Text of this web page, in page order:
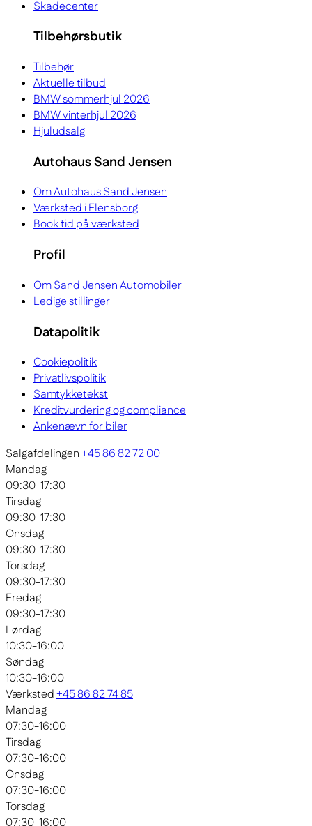
Skadecenter
Tilbehørsbutik
Tilbehør
Aktuelle tilbud
BMW sommerhjul 2026
BMW vinterhjul 2026
Hjuludsalg
Autohaus Sand Jensen
Om Autohaus Sand Jensen
Værksted i Flensborg
Book tid på værksted
Profil
Om Sand Jensen Automobiler
Ledige stillinger
Datapolitik
Cookiepolitik
Privatlivspolitik
Samtykketekst
Kreditvurdering og compliance
Ankenævn for biler
Salgafdelingen+45 86 82 72 00
Mandag
09:30-17:30
Tirsdag
09:30-17:30
Onsdag
09:30-17:30
Torsdag
09:30-17:30
Fredag
09:30-17:30
Lørdag
10:30-16:00
Søndag
10:30-16:00
Værksted+45 86 82 74 85
Mandag
07:30-16:00
Tirsdag
07:30-16:00
Onsdag
07:30-16:00
Torsdag